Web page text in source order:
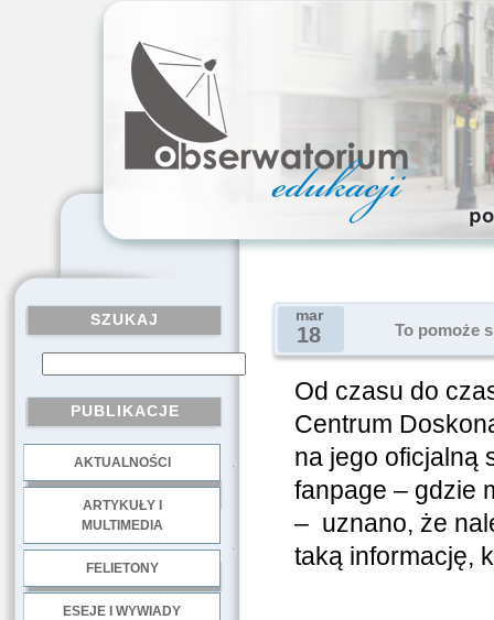
SZUKAJ
PUBLIKACJE
AKTUALNOŚCI
ARTYKUŁY I
MULTIMEDIA
FELIETONY
ESEJE I WYWIADY
mar
18 To pomoże
Od czasu do
Centrum
na jego oficjalną
fanpage – gdzie
– uznano, że
taką informację,